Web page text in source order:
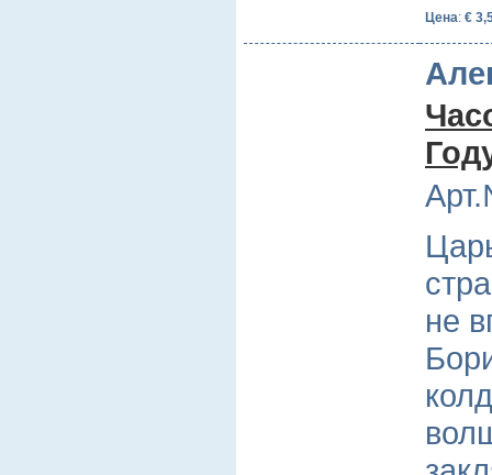
Цена: €
не